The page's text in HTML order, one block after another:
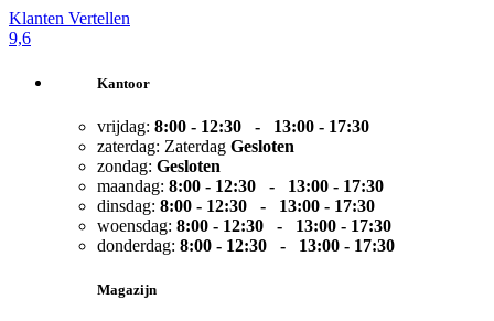
Klanten Vertellen
9,6
Kantoor
vrijdag: 8:00 - 12:30 - 13:00 - 17:30
zaterdag: Zaterdag Gesloten
zondag: Gesloten
maandag: 8:00 - 12:30 - 13:00 - 17:30
dinsdag: 8:00 - 12:30 - 13:00 - 17:30
woensdag: 8:00 - 12:30 - 13:00 - 17:30
donderdag: 8:00 - 12:30 - 13:00 - 17:30
Magazijn